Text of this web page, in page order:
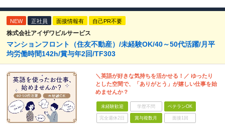
NEW 正社員 面接情報有 自己PR不要
株式会社アイザワビルサービス
マンションフロント（住友不動産）/未経験OK/40～50代活躍/月平
均労働時間142h/賞与年2回/TF303
＼英語が好きな気持ちを活かせる！／ ゆったり
とした空間で、「ありがとう」が嬉しい仕事を始
めませんか？
未経験歓迎 学歴不問 ベテランOK
完全週休2日 賞与複数月 面接1回